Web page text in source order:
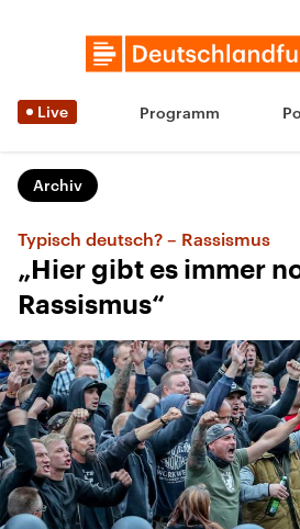
Live Programm
Archiv
Typisch deutsch? – Rassismus
„Hier gibt es immer
Rassismus“